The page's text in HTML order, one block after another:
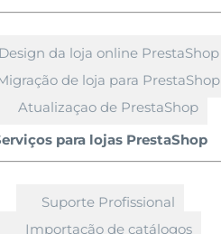
Design da loja online PrestaShop
de loja para PrestaShop
Atualizaçao de PrestaShop
para lojas PrestaShop
Suporte Profissional
Importação de catálogos